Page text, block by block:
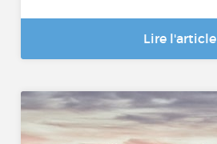
Lire l'article